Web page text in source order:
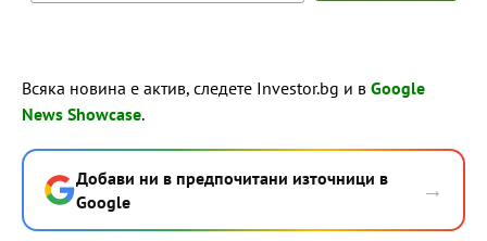
Всяка новина е актив, следете Investor.bg и в Google
News Showcase.
Добави ни в предпочитани източници в
Google
→